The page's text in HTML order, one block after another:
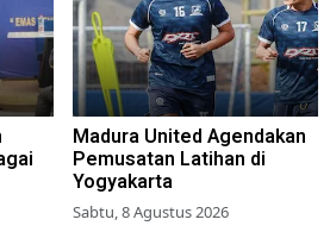
Madura United Agendakan
Pemusatan Latihan di
Yogyakarta
Sabtu, 8 Agustus 2026